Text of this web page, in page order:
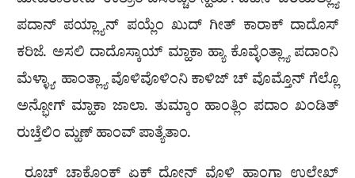
ಪದಾನ್ ಪಯ್ಲ್ಯಾನ್ ಪಯ್ಲೆಂ ಖುದ್ ಗೀತ್ ಕಾರಾಕ್ ದಾದೊಸ್
ಕರಿಜೆ. ಅಸಲಿ ದಾದೊಸ್ಕಾಯ್ ಮ್ಹಾಕಾ ಹ್ಯಾ ಕೊವ್ಳೆಂತ್ಲ್ಯಾ ಪದಾಂನಿ
ಮೆಳ್ಳ್ಯಾ. ಹಾಂತ್ಲ್ಯಾ ವೊಳಿವೊಳಿಂನಿ ಕಾಳಿಜ್ ಚ್ ವೊಮ್ತೊನ್ ಗೆಲ್ಲೊ
ಅನ್ಭೋಗ್ ಮ್ಹಾಕಾ ಜಾಲಾ. ತುಮ್ಕಾಂ ಹಾಂತ್ಲಿಂ ಪದಾಂ ಖಂಡಿತ್
ರುಚ್ತೆಲಿಂ ಮ್ಹಣ್ ಹಾಂವ್ ಪಾತ್ಯೆತಾಂ.